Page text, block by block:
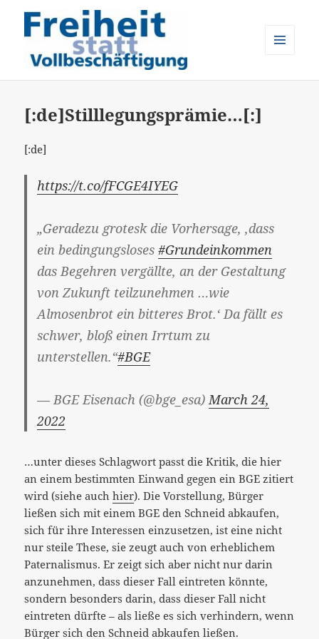
[:de]Stilllegungsprämie…[:]
[:de]
https://t.co/fFCGE4IYEG
„Geradezu grotesk die Vorhersage, ‚dass
ein bedingungsloses#Grundeinkommen
das Begehren vergällte, an der Gestaltung
von Zukunft teilzunehmen …wie
Almosenbrot ein bitteres Brot.‘ Da fällt es
schwer, bloß einen Irrtum zu
unterstellen.“#BGE
— BGE Eisenach (@bge_esa) March 24,
2022
…unter dieses Schlagwort passt die Kritik, die hier
an einem bestimmten Einwand gegen ein BGE zitiert
wird (siehe auchhier). Die Vorstellung, Bürger
ließen sich mit einem BGE den Schneid abkaufen,
sich für ihre Interessen einzusetzen, ist eine nicht
nur steile These, sie zeugt auch von erheblichem
Paternalismus. Er zeigt sich aber nicht nur darin
anzunehmen, dass dieser Fall eintreten könnte,
sondern besonders darin, dass dieser Fall nicht
eintreten dürfte – als ließe es sich verhindern, wenn
Bürger sich den Schneid abkaufen ließen.